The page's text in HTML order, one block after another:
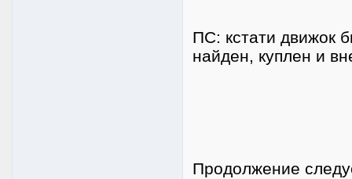
ПС: кстати движок
найден, куплен и
Продолжение